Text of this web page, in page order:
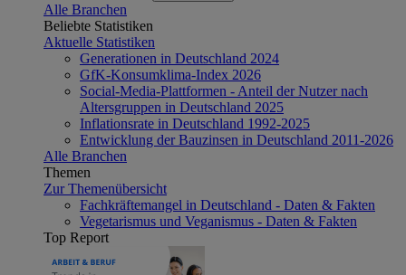
Alle Branchen
Beliebte Statistiken
Aktuelle Statistiken
Generationen in Deutschland 2024
GfK-Konsumklima-Index 2026
Social-Media-Plattformen - Anteil der Nutzer nach
Altersgruppen in Deutschland 2025
Inflationsrate in Deutschland 1992-2025
Entwicklung der Bauzinsen in Deutschland 2011-2026
Alle Branchen
Themen
Zur Themenübersicht
Fachkräftemangel in Deutschland - Daten & Fakten
Vegetarismus und Veganismus - Daten & Fakten
Top Report